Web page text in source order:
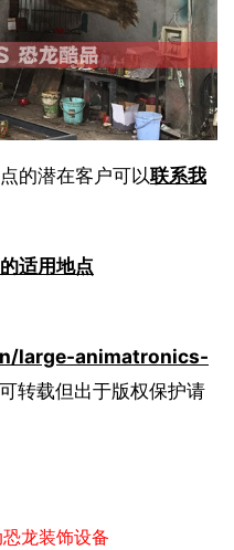
的潜在客户可以联系我
适用地点
large-animatronics-
转载但出于版权保护请
龙装饰设备